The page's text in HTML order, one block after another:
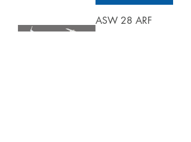
ASW 28 ARF